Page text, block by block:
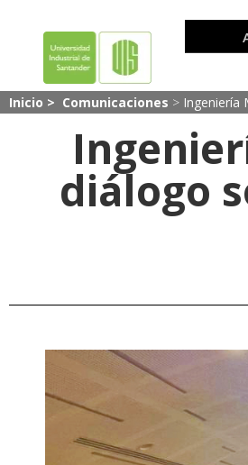
Inicio > Comunicaciones > Ingeniería
diálogo